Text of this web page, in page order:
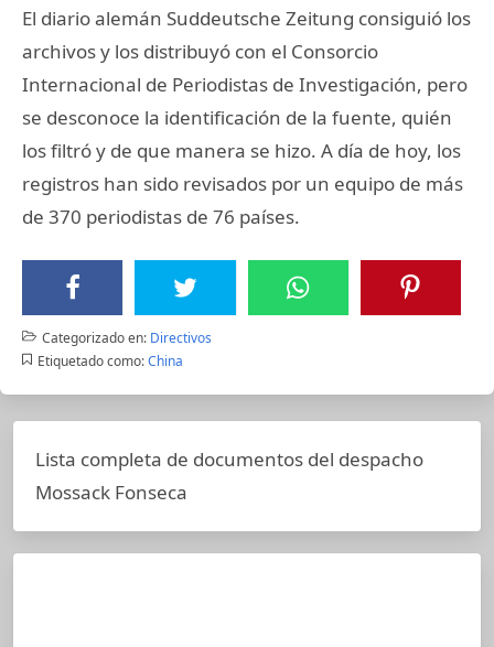
El diario alemán Suddeutsche Zeitung consiguió los
archivos y los distribuyó con el Consorcio
Internacional de Periodistas de Investigación, pero
se desconoce la identificación de la fuente, quién
los filtró y de que manera se hizo. A día de hoy, los
registros han sido revisados por un equipo de más
de 370 periodistas de 76 países.
Categorizado en: Directivos
Etiquetado como: China
Lista completa de documentos del despacho
Mossack Fonseca